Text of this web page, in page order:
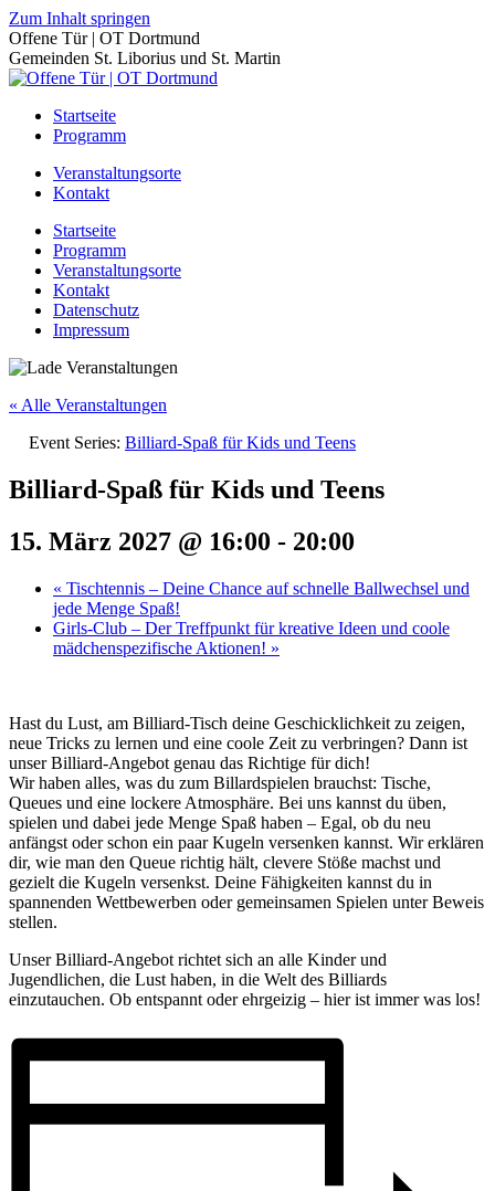
Zum Inhalt springen
Offene Tür | OT Dortmund
Gemeinden St. Liborius und St. Martin
Startseite
Programm
Veranstaltungsorte
Kontakt
Startseite
Programm
Veranstaltungsorte
Kontakt
Datenschutz
Impressum
« Alle Veranstaltungen
Event Series: Billiard-Spaß für Kids und Teens
Billiard-Spaß für Kids und Teens
15. März 2027 @ 16:00 - 20:00
« Tischtennis – Deine Chance auf schnelle Ballwechsel und
jede Menge Spaß!
Girls-Club – Der Treffpunkt für kreative Ideen und coole
mädchenspezifische Aktionen! »
Hast du Lust, am Billiard-Tisch deine Geschicklichkeit zu zeigen,
neue Tricks zu lernen und eine coole Zeit zu verbringen? Dann ist
unser Billiard-Angebot genau das Richtige für dich!
Wir haben alles, was du zum Billardspielen brauchst: Tische,
Queues und eine lockere Atmosphäre. Bei uns kannst du üben,
spielen und dabei jede Menge Spaß haben – Egal, ob du neu
anfängst oder schon ein paar Kugeln versenken kannst. Wir erklären
dir, wie man den Queue richtig hält, clevere Stöße machst und
gezielt die Kugeln versenkst. Deine Fähigkeiten kannst du in
spannenden Wettbewerben oder gemeinsamen Spielen unter Beweis
stellen.
Unser Billiard-Angebot richtet sich an alle Kinder und
Jugendlichen, die Lust haben, in die Welt des Billiards
einzutauchen. Ob entspannt oder ehrgeizig – hier ist immer was los!